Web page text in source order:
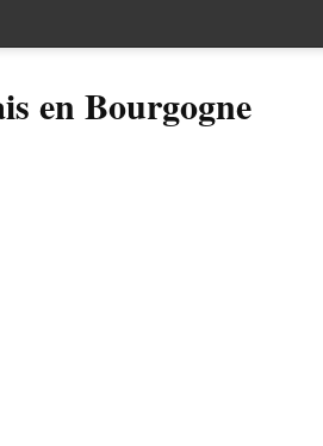
en Bourgogne